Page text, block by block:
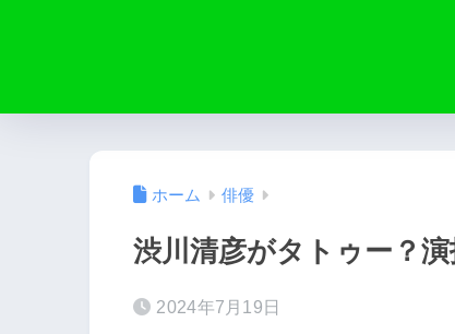
ホーム 俳優
渋川清彦がタトゥー？
2024年7月19日